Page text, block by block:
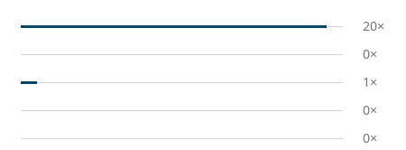
20×
0×
1×
0×
0×